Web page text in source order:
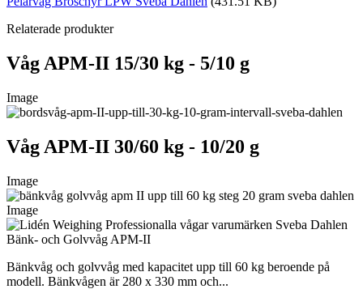
Relaterade produkter
Våg APM-II 15/30 kg - 5/10 g
Image
Våg APM-II 30/60 kg - 10/20 g
Image
Image
Bänk- och Golvvåg APM-II
Bänkvåg och golvvåg med kapacitet upp till 60 kg beroende på
modell. Bänkvågen är 280 x 330 mm och...